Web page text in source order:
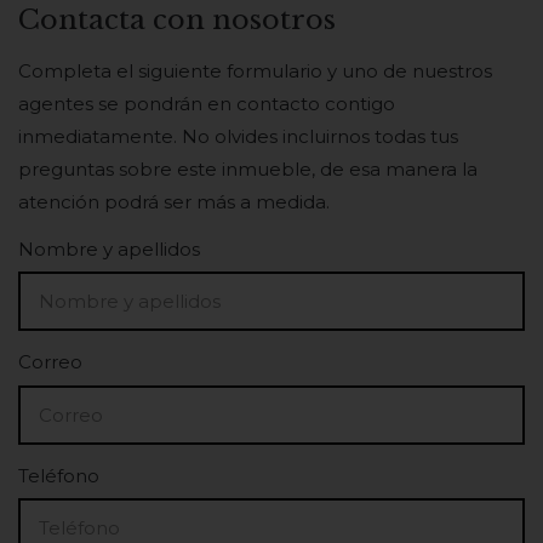
Contacta con nosotros
Completa el siguiente formulario y uno de nuestros
agentes se pondrán en contacto contigo
inmediatamente. No olvides incluirnos todas tus
preguntas sobre este inmueble, de esa manera la
atención podrá ser más a medida.
Nombre y apellidos
Correo
Teléfono